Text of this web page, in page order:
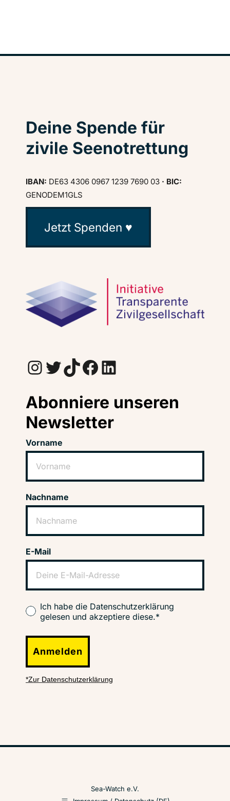
Deine Spende für
zivile Seenotrettung
IBAN: DE63 4306 0967 1239 7690 03 · BIC:
GENODEM1GLS
Jetzt Spenden ♥
InstagramTwitter TikTok Facebook LinkedIn
Abonniere unseren
Newsletter
Vorname
Nachname
E-Mail
Ich habe die Datenschutzerklärung
gelesen und akzeptiere diese.*
Anmelden
*Zur Datenschutzerklärung
Sea-Watch e.V.